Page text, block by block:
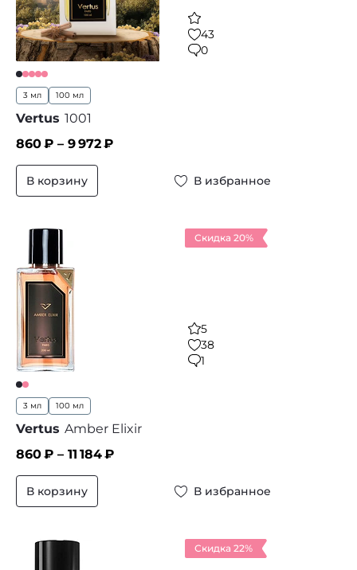
43
0
3 мл 100 мл
Vertus 1001
860₽ – 9 972₽
В корзину В избранное
Скидка 20%
5
38
1
3 мл 100 мл
Vertus Amber Elixir
860₽ – 11 184₽
В корзину В избранное
Скидка 22%